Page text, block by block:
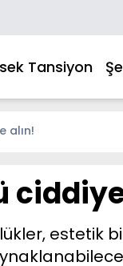
Tansiyon
alın!